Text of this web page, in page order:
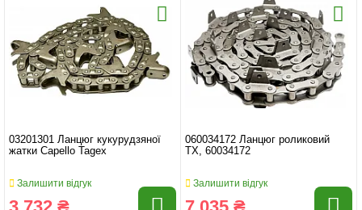
03201301 Ланцюг кукурудзяної
жатки Capello Tagex
Залишити відгук
060034172 Ланцюг роликовий
TX, 60034172
Залишити відгук